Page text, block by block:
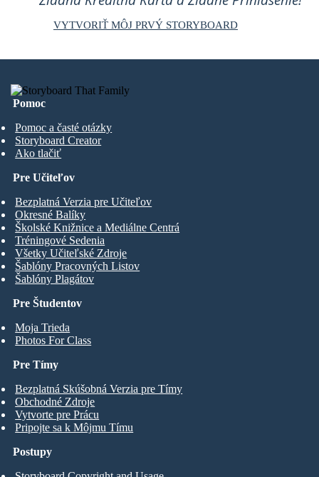
VYTVORIŤ MÔJ PRVÝ STORYBOARD
Pomoc
Pomoc a časté otázky
Storyboard Creator
Ako tlačiť
Pre Študentov
Moja Trieda
Photos For Class
Pre Učiteľov
Bezplatná Verzia pre Učiteľov
Okresné Balíky
Školské Knižnice a Mediálne Centrá
Tréningové Sedenia
Všetky Učiteľské Zdroje
Šablóny Pracovných Listov
Šablóny Plagátov
Pre Tímy
Bezplatná Skúšobná Verzia pre Tímy
Obchodné Zdroje
Vytvorte pre Prácu
Pripojte sa k Môjmu Tímu
Postupy